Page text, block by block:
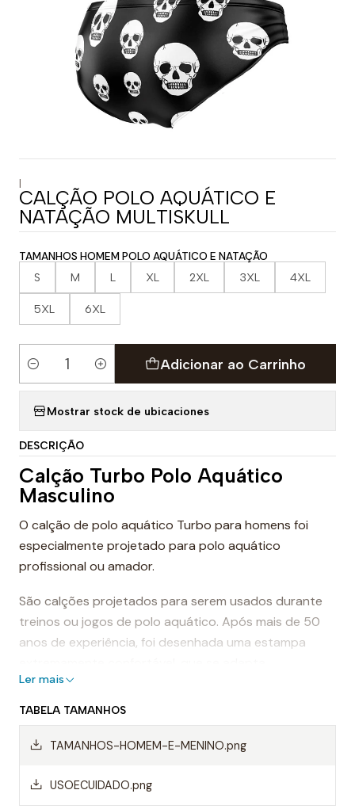
|
CALÇÃO POLO AQUÁTICO E
NATAÇÃO MULTISKULL
TAMANHOS HOMEM POLO AQUÁTICO E NATAÇÃO
S M L XL 2XL 3XL 4XL
5XL 6XL
Quantidade
Adicionar ao Carrinho
Mostrar stock de ubicaciones
DESCRIÇÃO
Calção Turbo Polo Aquático
Masculino
O calção de polo aquático Turbo para homens foi
especialmente projetado para polo aquático
profissional ou amador.
São calções projetados para serem usados durante
treinos ou jogos de polo aquático. Após mais de 50
anos de experiência, foi desenhada uma estampa
perfeitamente ao corpo, proporcionando conforto e
sensação de leveza.
Dessa forma, os calções de polo aquático facilitam a
permitindo um movimento mais rápido ao nadar.
Ler mais
TABELA TAMANHOS
TAMANHOS-HOMEM-E-MENINO.png
USOECUIDADO.png